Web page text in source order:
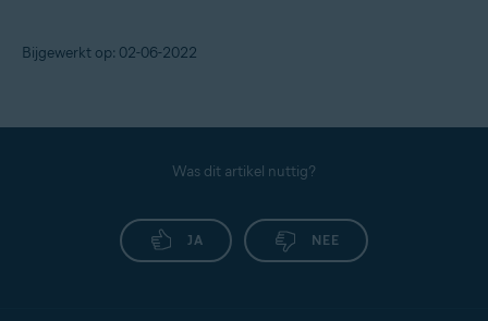
Bijgewerkt op: 02-06-2022
Was dit artikel nuttig?
JA NEE